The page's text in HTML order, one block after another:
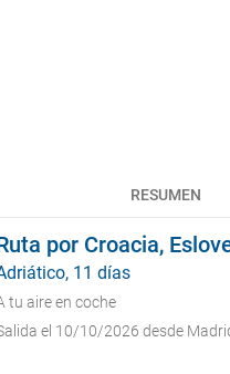
RESUMEN
por Croacia,
11 días
tu aire en coche
el 10/10/2026 desde